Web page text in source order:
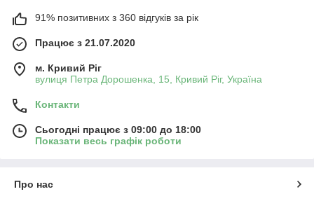
91% позитивних з 360 відгуків за рік
Працює з 21.07.2020
м. Кривий Ріг
вулиця Петра Дорошенка, 15, Кривий Ріг, Україна
Контакти
Сьогодні працює з 09:00 до 18:00
Показати весь графік роботи
Про нас